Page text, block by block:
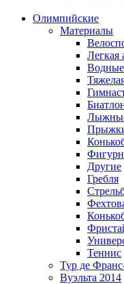
Олимпийские
Материалы
Легкая
Другие
Гребля
Теннис
Тур де
Вуэльта 2014